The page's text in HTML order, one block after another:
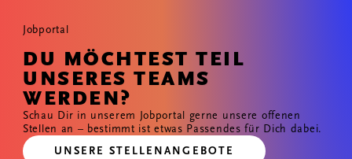
Jobportal
DU MÖCHTEST TEIL
UNSERES TEAMS
WERDEN?
Schau Dir in unserem Jobportal gerne unsere offenen
Stellen an – bestimmt ist etwas Passendes für Dich dabei.
UNSERE STELLENANGEBOTE